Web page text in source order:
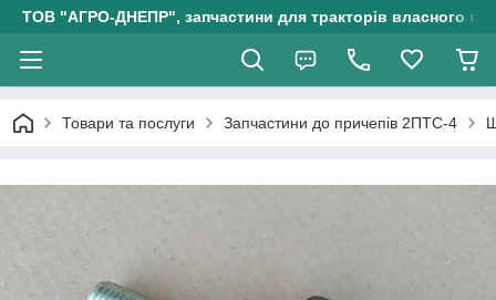
ТОВ "АГРО-ДНЕПР", запчастини для тракторів власного
Товари та послуги Запчастини до причепів 2ПТС-4